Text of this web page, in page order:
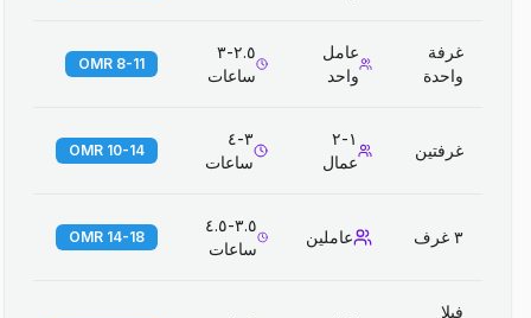
غرفة
واحدة
عامل
واحد
٢.٥-٣
ساعات
8-11 OMR
غرفتين
١-٢
عمال
٣-٤
ساعات
10-14 OMR
٣ غرف عاملين
٣.٥-٤.٥
ساعات
14-18 OMR
فيلا